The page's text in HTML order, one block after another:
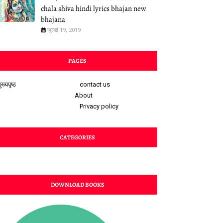
chala shiva hindi lyrics bhajan new
bhajana
जुलाई 19, 2019
PAGES
contact us
About
Privacy policy
CATEGORIES
DOWNLOAD BOOKS